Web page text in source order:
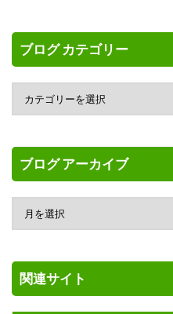
ブログ カテゴリー
ブログ アーカイブ
関連サイト